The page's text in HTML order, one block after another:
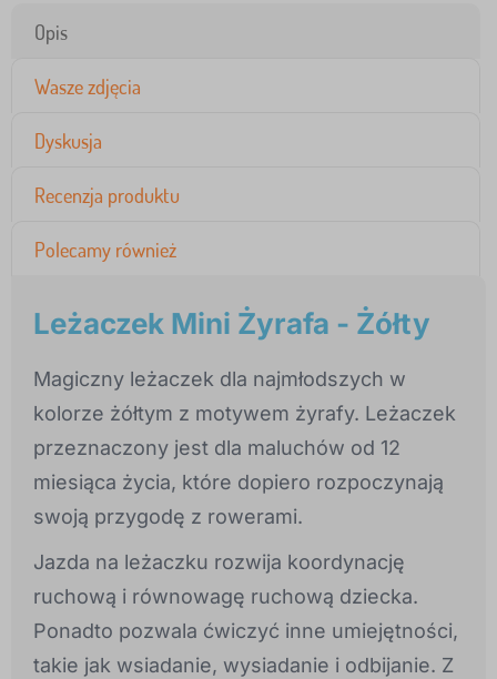
Opis
Wasze zdjęcia
Dyskusja
Recenzja produktu
Polecamy również
Leżaczek Mini Żyrafa - Żółty
Magiczny leżaczek dla najmłodszych w
kolorze żółtym z motywem żyrafy. Leżaczek
przeznaczony jest dla maluchów od 12
miesiąca życia, które dopiero rozpoczynają
swoją przygodę z rowerami.
Jazda na leżaczku rozwija koordynację
ruchową i równowagę ruchową dziecka.
Ponadto pozwala ćwiczyć inne umiejętności,
takie jak wsiadanie, wysiadanie i odbijanie. Z